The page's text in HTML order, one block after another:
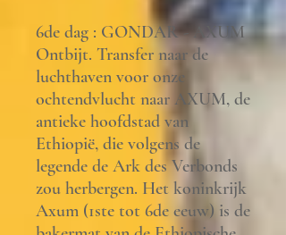
6de dag : GONDAR - AXUM
Ontbijt. Transfer naar de
luchthaven voor onze
ochtendvlucht naar AXUM, de
antieke hoofdstad van
Ethiopië, die volgens de
legende de Ark des Verbonds
zou herbergen. Het koninkrijk
Axum (1ste tot 6de eeuw) is de